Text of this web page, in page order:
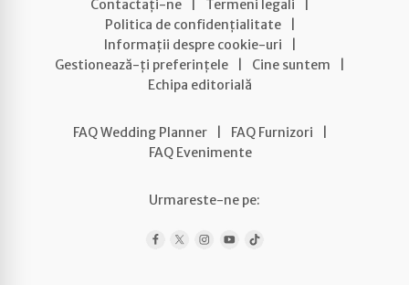
Contactați-ne Termeni legali
Politica de confidențialitate
Informații despre cookie-uri
Gestionează-ți preferințele
Cine suntem
Echipa editorială
FAQ Wedding Planner FAQ Furnizori
FAQ Evenimente
Urmareste-ne pe: